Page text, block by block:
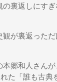
裏返しにすぎ
が裏返っただ
郷和人さんが
た「誰も古典